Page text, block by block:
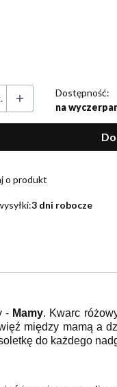
Dostępność:
na
o produkt
3 dni robocze
- Mamy. Kwarc
między mamą a
do każdego